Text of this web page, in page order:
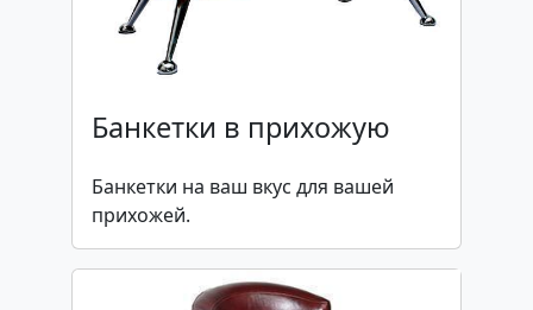
Банкетки в прихожую
Банкетки на ваш вкус для вашей
прихожей.